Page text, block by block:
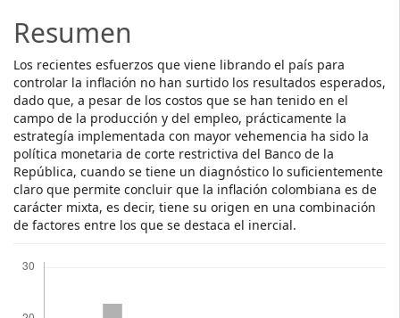
Resumen
Los recientes esfuerzos que viene librando el país para
controlar la inflación no han surtido los resultados esperados,
dado que, a pesar de los costos que se han tenido en el
campo de la producción y del empleo, prácticamente la
estrategía implementada con mayor vehemencia ha sido la
política monetaria de corte restrictiva del Banco de la
República, cuando se tiene un diagnóstico lo suficientemente
claro que permite concluir que la inflación colombiana es de
carácter mixta, es decir, tiene su origen en una combinación
de factores entre los que se destaca el inercial.